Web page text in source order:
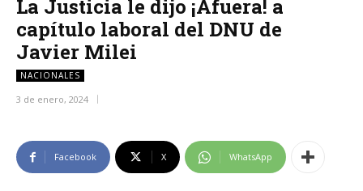
La Justicia le dijo ¡Afuera! a
capítulo laboral del DNU de
Javier Milei
NACIONALES
3 de enero, 2024
Facebook X WhatsApp